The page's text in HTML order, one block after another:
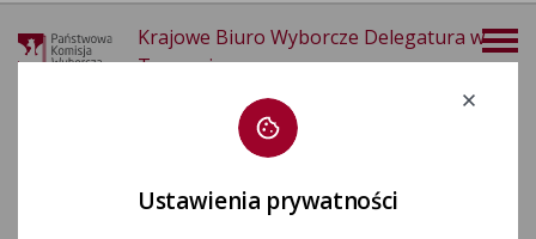
Krajowe Biuro Wyborcze Delegatura w
Tarnowie
Ustawienia prywatności